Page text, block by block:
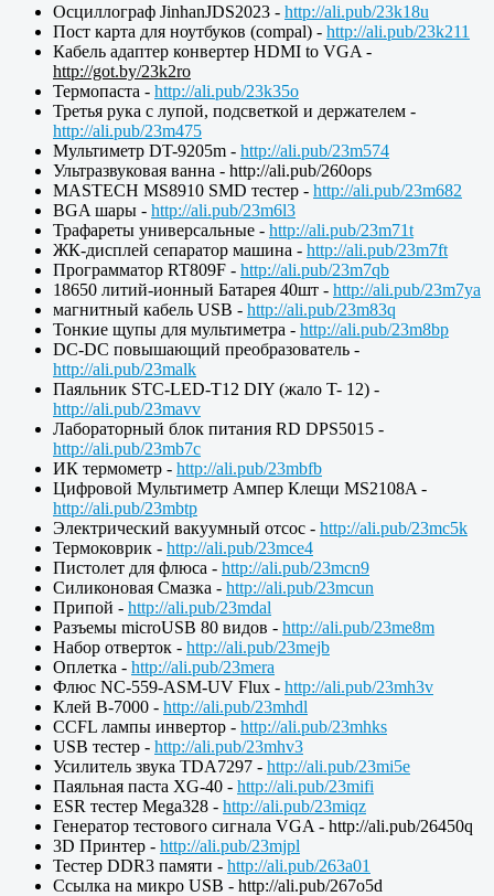
Осциллограф JinhanJDS2023 - http://ali.pub/23k18u
Пост карта для ноутбуков (compal) - http://ali.pub/23k211
Кабель адаптер конвертер HDMI to VGA -
http://got.by/23k2ro
Термопаста - http://ali.pub/23k35o
Третья рука с лупой, подсветкой и держателем -
http://ali.pub/23m475
Мультиметр DT-9205m - http://ali.pub/23m574
Ультразвуковая ванна - http://ali.pub/260ops
MASTECH MS8910 SMD тестер - http://ali.pub/23m682
BGA шары - http://ali.pub/23m6l3
Трафареты универсальные - http://ali.pub/23m71t
ЖК-дисплей сепаратор машина - http://ali.pub/23m7ft
Программатор RT809F - http://ali.pub/23m7qb
18650 литий-ионный Батарея 40шт - http://ali.pub/23m7ya
магнитный кабель USB - http://ali.pub/23m83q
Тонкие щупы для мультиметра - http://ali.pub/23m8bp
DC-DC повышающий преобразователь -
http://ali.pub/23malk
Паяльник STC-LED-T12 DIY (жало T- 12) -
http://ali.pub/23mavv
Лабораторный блок питания RD DPS5015 -
http://ali.pub/23mb7c
ИК термометр - http://ali.pub/23mbfb
Цифровой Мультиметр Ампер Клещи MS2108A -
http://ali.pub/23mbtp
Электрический вакуумный отсос - http://ali.pub/23mc5k
Термоковрик - http://ali.pub/23mce4
Пистолет для флюса - http://ali.pub/23mcn9
Силиконовая Смазка - http://ali.pub/23mcun
Припой - http://ali.pub/23mdal
Разъемы microUSB 80 видов - http://ali.pub/23me8m
Набор отверток - http://ali.pub/23mejb
Оплетка - http://ali.pub/23mera
Флюс NC-559-ASM-UV Flux - http://ali.pub/23mh3v
Клей B-7000 - http://ali.pub/23mhdl
CCFL лампы инвертор - http://ali.pub/23mhks
USB тестер - http://ali.pub/23mhv3
Усилитель звука TDA7297 - http://ali.pub/23mi5e
Паяльная паста XG-40 - http://ali.pub/23mifi
ESR тестер Mega328 - http://ali.pub/23miqz
Генератор тестового сигнала VGA - http://ali.pub/26450q
3D Принтер - http://ali.pub/23mjpl
Тестер DDR3 памяти - http://ali.pub/263a01
Ссылка на микро USB - http://ali.pub/267o5d